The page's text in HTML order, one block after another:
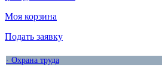
Моя корзина
Подать заявку
· Охрана труда